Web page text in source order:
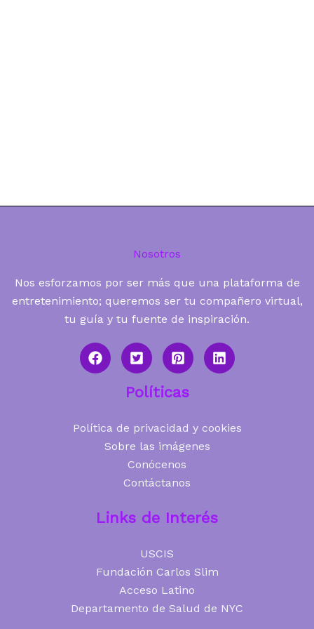
Nosotros
Nos esforzamos por ser más que una plataforma de
entretenimiento; queremos ser tu compañero virtual,
tu guía y tu fuente de inspiración.
Políticas
Política de privacidad y cookies
Sobre las imágenes
Conócenos
Contáctanos
Links de Interés
USCIS
Fundación Carlos Slim
Acceso Latino
Departamento de Salud de NYC